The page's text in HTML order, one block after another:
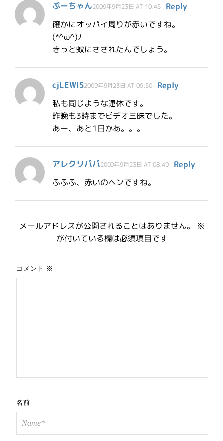
ぷーちゃん2009年9月23日 AT 10:45
Reply
確かにオッパイ周りが赤いですね。
(*^ω^)ﾉ
きっと蚊にさされたんでしょう。
cjLEWIS2009年9月23日 AT 09:50
Reply
私も同じような連休です。
昨晩も3時までビデオ三昧でした。
あー、あと1日かあ。。。
アレクリパパ2009年9月23日 AT 08:49
Reply
ふふふ、赤いのヘンですね。
メールアドレスが公開されることはありません。
※
が付いている欄は必須項目です
コメント ※
名前